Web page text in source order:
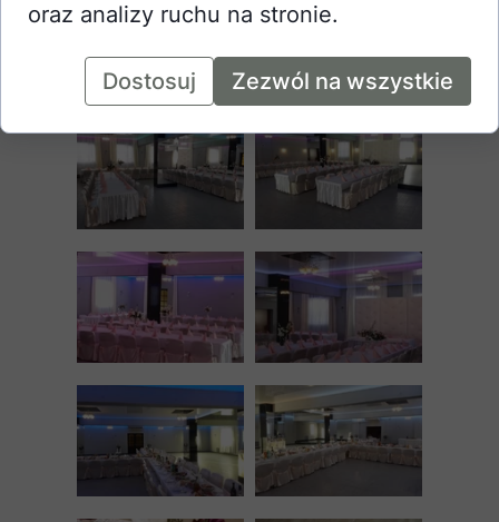
oraz analizy ruchu na stronie.
Dostosuj Zezwól na wszystkie